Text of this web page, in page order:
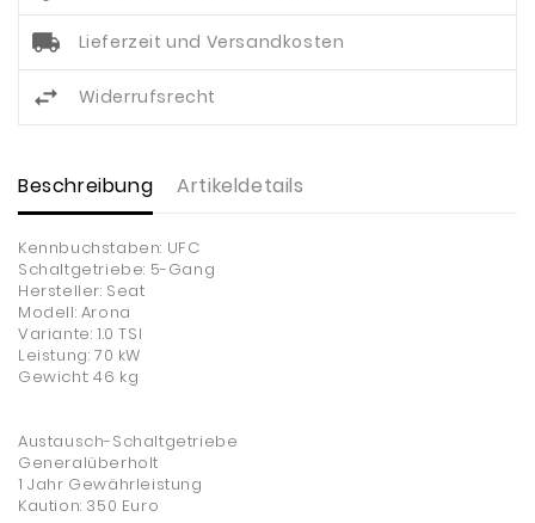
Lieferzeit und Versandkosten
Widerrufsrecht
Beschreibung Artikeldetails
Kennbuchstaben: UFC
Schaltgetriebe: 5-Gang
Hersteller: Seat
Modell: Arona
Variante: 1.0 TSI
Leistung: 70 kW
Gewicht: 46 kg
Austausch-Schaltgetriebe
Generalüberholt
1 Jahr Gewährleistung
Kaution: 350 Euro